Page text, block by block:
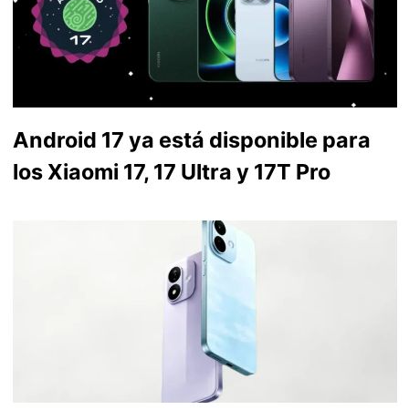
Android 17 ya está disponible para
los Xiaomi 17, 17 Ultra y 17T Pro